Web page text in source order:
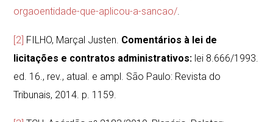
orgaoentidade-que-aplicou-a-sancao/.
[2] FILHO, Marçal Justen. Comentários à lei de
licitações e contratos administrativos: lei 8.666/1993.
ed. 16., rev., atual. e ampl. São Paulo: Revista do
Tribunais, 2014. p. 1159.